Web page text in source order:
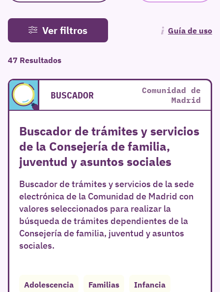
Ver filtros Guía de uso
47 Resultados
BUSCADOR
Comunidad de
Madrid
Buscador de trámites y servicios
de la Consejería de familia,
juventud y asuntos sociales
Buscador de trámites y servicios de la sede
electrónica de la Comunidad de Madrid con
valores seleccionados para realizar la
búsqueda de trámites dependientes de la
Consejería de familia, juventud y asuntos
sociales.
Adolescencia Familias Infancia